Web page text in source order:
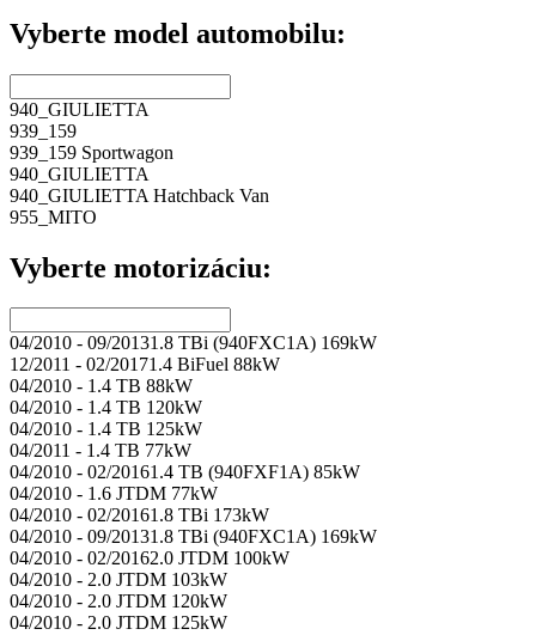
Vyberte model automobilu:
940_ GIULIETTA
939_ 159
939_ 159 Sportwagon
940_ GIULIETTA
940_ GIULIETTA Hatchback Van
955_ MITO
Vyberte motorizáciu:
04/2010 - 09/20131.8 TBi (940FXC1A) 169kW
12/2011 - 02/20171.4 BiFuel 88kW
04/2010 - 1.4 TB 88kW
04/2010 - 1.4 TB 120kW
04/2010 - 1.4 TB 125kW
04/2011 - 1.4 TB 77kW
04/2010 - 02/20161.4 TB (940FXF1A) 85kW
04/2010 - 1.6 JTDM 77kW
04/2010 - 02/20161.8 TBi 173kW
04/2010 - 09/20131.8 TBi (940FXC1A) 169kW
04/2010 - 02/20162.0 JTDM 100kW
04/2010 - 2.0 JTDM 103kW
04/2010 - 2.0 JTDM 120kW
04/2010 - 2.0 JTDM 125kW